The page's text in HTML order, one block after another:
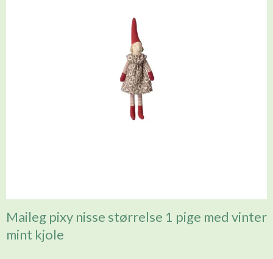
Maileg pixy nisse størrelse 1 pige med vinter
mint kjole